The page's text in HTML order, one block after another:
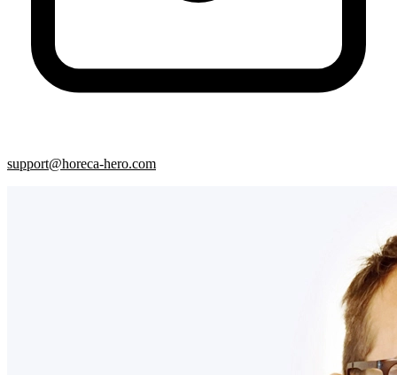
support@horeca-hero.com